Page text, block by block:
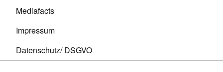
Mediafacts
Impressum
Datenschutz/ DSGVO